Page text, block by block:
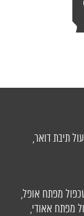
תיבת דואר,
מפתח אופל,
מפתח אאודי,